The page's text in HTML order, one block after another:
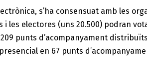
s’ha consensuat amb les
i les electores (uns 20.500) podran
punts d’acompanyament
en 67 punts